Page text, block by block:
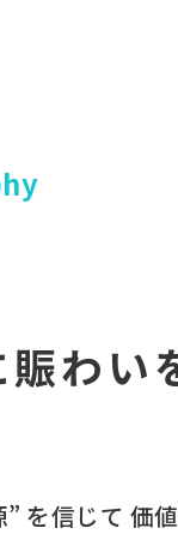
賑わい
を​信じて 価